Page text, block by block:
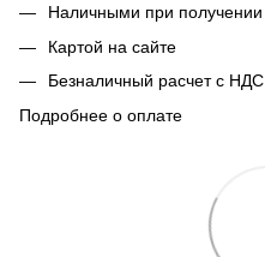
Наличными при получении
Картой на сайте
Безналичный расчет с НДС
Подробнее о оплате